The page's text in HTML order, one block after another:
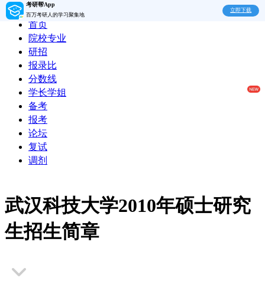
考研帮App
百万考研人的学习聚集地
立即下载
首页
院校专业
研招
报录比
分数线
学长学姐
备考
报考
论坛
复试
调剂
武汉科技大学2010年硕士研究
生招生简章